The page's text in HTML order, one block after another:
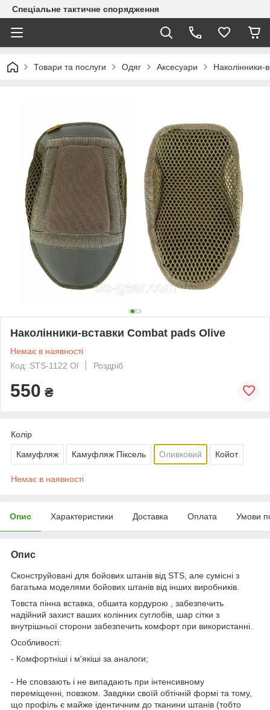
Спеціальне тактичне спорядження
Товари та послуги Одяг Аксесуари Наколінники-
Наколінники-вставки Combat pads Olive
Немає в наявності
Код: STS-1122 Ol
Роздріб
550 ₴
Колір
Камуфляж Камуфляж Піксель Оливковий Койот
Немає в наявності
Опис Характеристики Доставка Оплата Умови
Опис
Сконструйовані для бойових штанів від STS, але сумісні з
багатьма моделями бойових штанів від інших виробників.
Товста пінна вставка, обшита кордурою , забезпечить
надійний захист ваших колінних суглобів, шар сітки з
внутрішньої сторони забезпечить комфорт при використанні.
Особливості:
- Комфортніші і м'якіші за аналоги;
- Не сповзають і не випадають при інтенсивному
переміщенні, повзком. Завдяки своїй обтічній формі та тому,
що профіль є майже ідентичним до тканини штанів (тобто